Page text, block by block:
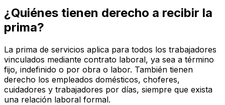
¿Quiénes tienen derecho a recibir la
prima?
La prima de servicios aplica para todos los trabajadores
vinculados mediante contrato laboral, ya sea a término
fijo, indefinido o por obra o labor. También tienen
derecho los empleados domésticos, choferes,
cuidadores y trabajadores por días, siempre que exista
una relación laboral formal.